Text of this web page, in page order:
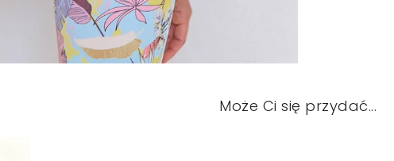
Może Ci się przydać...